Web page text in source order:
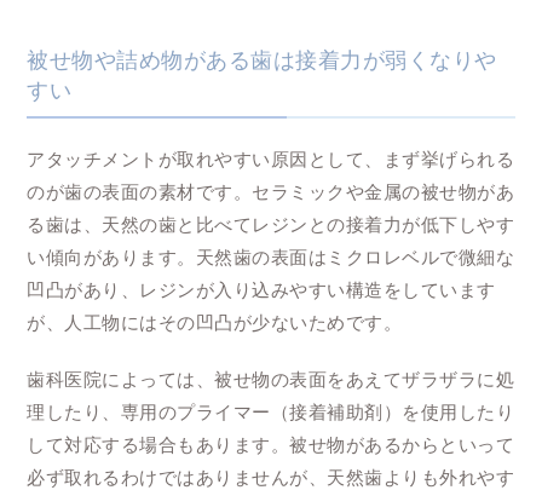
被せ物や詰め物がある歯は接着力が弱くなりや
すい
アタッチメントが取れやすい原因として、まず挙げられる
のが歯の表面の素材です。セラミックや金属の被せ物があ
る歯は、天然の歯と比べてレジンとの接着力が低下しやす
い傾向があります。天然歯の表面はミクロレベルで微細な
凹凸があり、レジンが入り込みやすい構造をしています
が、人工物にはその凹凸が少ないためです。
歯科医院によっては、被せ物の表面をあえてザラザラに処
理したり、専用のプライマー（接着補助剤）を使用したり
して対応する場合もあります。被せ物があるからといって
必ず取れるわけではありませんが、天然歯よりも外れやす